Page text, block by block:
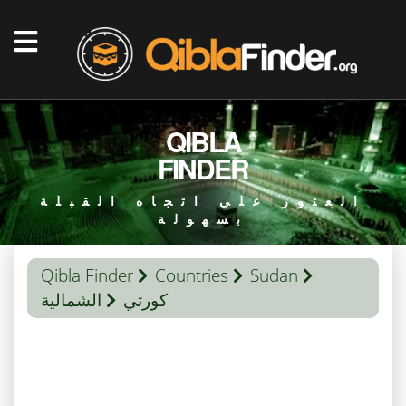
QIBLA
FINDER
العثور على اتجاه القبلة
بسهولة
Qibla Finder Countries
Sudan
الشمالية
كورتي